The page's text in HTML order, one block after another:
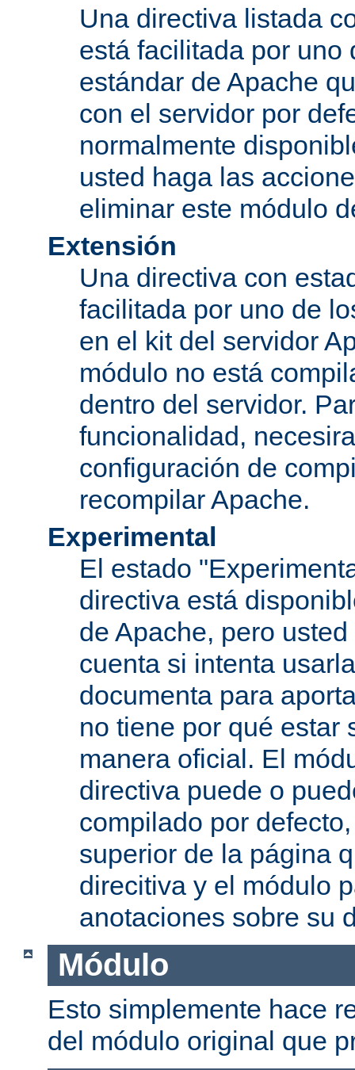
Una directiva listada
está facilitada por uno
estándar de Apache
con el servidor por
normalmente
usted haga las
eliminar este módulo
Extensión
Una directiva con
facilitada por uno de
en el kit del servidor
módulo no está
dentro del servidor.
funcionalidad,
configuración de
recompilar Apache.
Experimental
El estado
directiva está
de Apache, pero
cuenta si intenta
documenta para
no tiene por qué estar
manera oficial. El
directiva puede o
compilado por
superior de la página
direcitiva y el módulo
anotaciones sobre su
Módulo
Esto simplemente hace
del módulo original que